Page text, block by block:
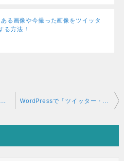
る画像や今撮った画像をツイッタ
る方法！